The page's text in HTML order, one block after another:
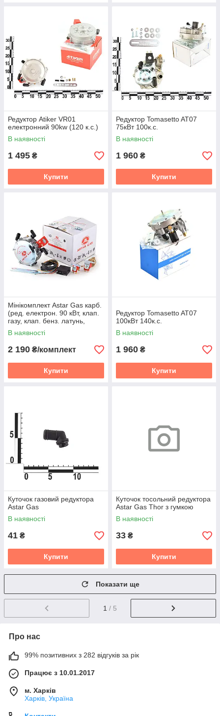
Редуктор Atiker VR01
електронний 90kw (120 к.с.)
В наявності
1 495 ₴
Купити
Редуктор Tomasetto AT07
75кВт 100к.с.
В наявності
1 960 ₴
Купити
Мінікомплект Astar Gas карб.
(ред. електрон. 90 кВт, клап.
газу, клап. бенз. латунь,
перем. карб. Astar Gas)
В наявності
2 190 ₴/комплект
Купити
Редуктор Tomasetto AT07
100кВт 140к.с.
В наявності
1 960 ₴
Купити
Куточок газовий редуктора
Astar Gas
В наявності
41 ₴
Купити
Куточок тосольний редуктора
Astar Gas Thor з гумкою
В наявності
33 ₴
Купити
Показати ще
1 / 5
Про нас
99% позитивних з 282 відгуків за рік
Працює з 10.01.2017
м. Харків
Харків, Україна